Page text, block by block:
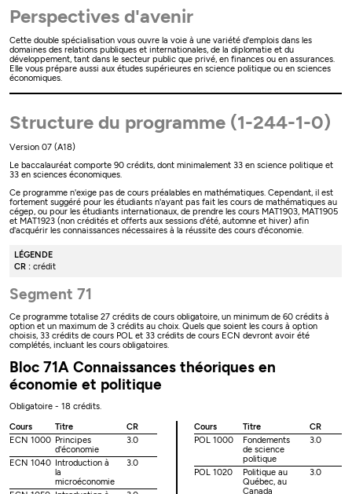
Perspectives d'avenir
Cette double spécialisation vous ouvre la voie à une variété d'emplois dans les
domaines des relations publiques et internationales, de la diplomatie et du
développement, tant dans le secteur public que privé, en finances ou en assurances.
Elle vous prépare aussi aux études supérieures en science politique ou en sciences
économiques.
Structure du programme (1-244-1-0)
Version 07 (A18)
Le baccalauréat comporte 90 crédits, dont minimalement 33 en science politique et
33 en sciences économiques.
Ce programme n'exige pas de cours préalables en mathématiques. Cependant, il est
fortement suggéré pour les étudiants n'ayant pas fait les cours de mathématiques au
cégep, ou pour les étudiants internationaux, de prendre les cours MAT1903, MAT1905
et MAT1923 (non crédités et offerts aux sessions d'été, automne et hiver) afin
d'acquérir les connaissances nécessaires à la réussite des cours d'économie.
LÉGENDE
CR : crédit
Segment 71
Ce programme totalise 27 crédits de cours obligatoire, un minimum de 60 crédits à
option et un maximum de 3 crédits au choix. Quels que soient les cours à option
choisis, 33 crédits de cours POL et 33 crédits de cours ECN devront avoir été
complétés, incluant les cours obligatoires.
Bloc 71A Connaissances théoriques en
économie et politique
Obligatoire - 18 crédits.
Cours
Titre
CR
ECN 1000 Principes
d'économie
3.0
ECN 1040 Introduction à
la
microéconomie
3.0
Cours Titre
CR
POL 1000
Fondements
de science
politique
3.0
POL 1020
Politique au
Québec, au
Canada
3.0